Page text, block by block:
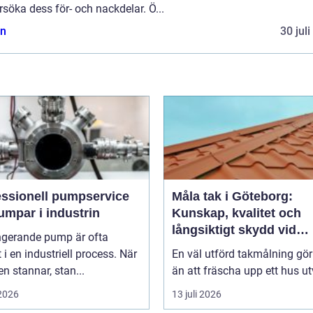
dess för- och nackdelar. Ö...
30 juli
pumpservice
i industrin
pump är ofta
i en industriell process. När
stannar, stan...
Måla tak i Göteborg:
Kunskap, kvalitet och
långsiktigt skydd vid
takmålning i Göteborg
En väl utförd takmålning
än att fräscha upp ett hus
13 juli 2026